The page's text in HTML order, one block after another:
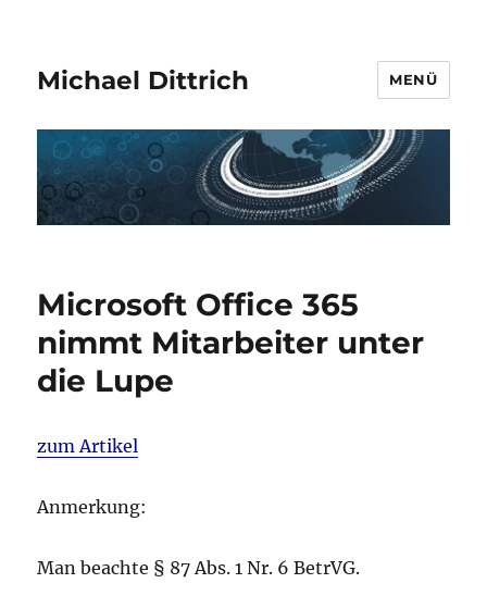
Michael Dittrich MENÜ
Microsoft Office 365
nimmt Mitarbeiter unter
die Lupe
zum Artikel
Anmerkung:
Man beachte § 87 Abs. 1 Nr. 6 BetrVG.